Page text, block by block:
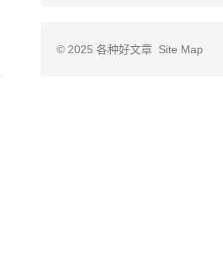
© 2025 各种好文章 Site Map